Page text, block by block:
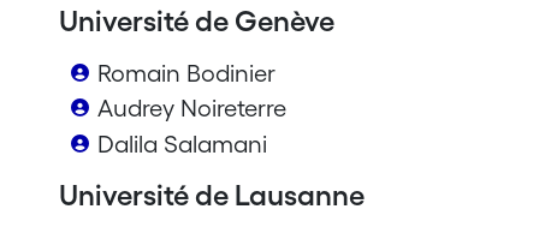
Université de Genève
Romain Bodinier
Audrey Noireterre
Dalila Salamani
Université de Lausanne